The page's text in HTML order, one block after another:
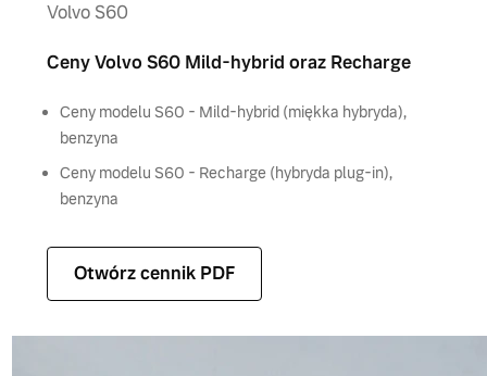
Volvo S60
Ceny Volvo S60 Mild-hybrid oraz Recharge
Ceny modelu S60 - Mild-hybrid (miękka hybryda),
benzyna
Ceny modelu S60 - Recharge (hybryda plug-in),
benzyna
Otwórz cennik PDF